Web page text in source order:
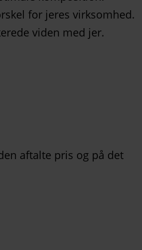
for jeres virksomhed.
viden med jer.
aftalte pris og på det